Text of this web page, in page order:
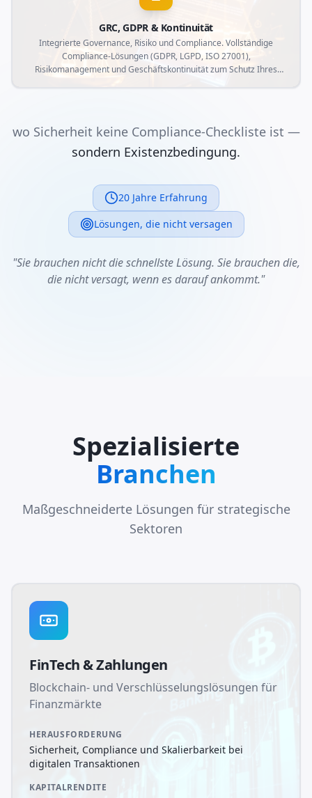
GRC, GDPR & Kontinuität
Integrierte Governance, Risiko und Compliance. Vollständige
Compliance-Lösungen (GDPR, LGPD, ISO 27001),
Risikomanagement und Geschäftskontinuität zum Schutz Ihres
wo Sicherheit keine Compliance-Checkliste ist —
sondern Existenzbedingung.
20 Jahre Erfahrung
Lösungen, die nicht versagen
"Sie brauchen nicht die schnellste Lösung. Sie brauchen die,
die nicht versagt, wenn es darauf ankommt."
Spezialisierte
Branchen
Maßgeschneiderte Lösungen für strategische
Sektoren
FinTech & Zahlungen
Blockchain- und Verschlüsselungslösungen für
Finanzmärkte
HERAUSFORDERUNG
Sicherheit, Compliance und Skalierbarkeit bei
digitalen Transaktionen
KAPITALRENDITE